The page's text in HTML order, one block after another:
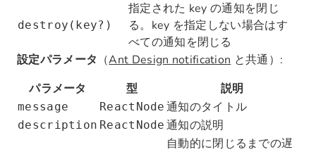
destroy(key?)
指定された key の通知を閉じ
る。key を指定しない場合はす
べての通知を閉じる
設定パラメータ （Ant Design notification と共通）:
パラメータ
型 説明
message ReactNode 通知のタイトル
description ReactNode 通知の説明
自動的に閉じるまでの遅